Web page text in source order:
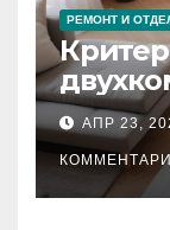
РЕМОНТ И
АПР 23,